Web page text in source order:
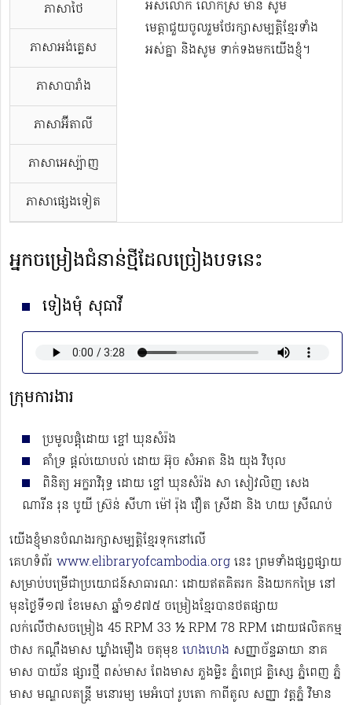
ភាសាថៃ
ភាសាអង់គ្លេស
ភាសាបារាំង
ភាសាអ៊ីតាលី
ភាសាអេស្ប៉ាញ
ភាសាផ្សេងទៀត
អស់លោក លោកស្រី មាន សូម
មេត្តាជួយចូលរួមថែរក្សាសម្បត្តិខ្មែរទាំង
អស់គ្នា និងសូម ទាក់ទងមកយើងខ្ញុំ។
អ្នកចម្រៀងជំនាន់ថ្មីដែលច្រៀងបទនេះ
ទៀងមុំ សុធាវី
ក្រុមការងារ
ប្រមូលផ្ដុំដោយ ខ្ចៅ ឃុនសំរ៉ង
គាំទ្រ ផ្ដល់យោបល់ ដោយ អ៊ុច សំអាត និង យុង វិបុល
ពិនិត្យ អក្ខរាវិរុទ្ធ ​ដោយ ខ្ចៅ ឃុនសំរ៉ង សា សៀវលិញ សេង
ណារីន រុន បូយី ស្រ៊ន់​​​ សីហា​ ម៉ៅ រ៉ុង វឿត ស្រីដា និង ហយ ស្រីណប់
យើងខ្ញុំមានបំណងរក្សាសម្បត្តិខ្មែរទុកនៅលើ
គេហទំព័រ www.elibraryofcambodia.org នេះ ព្រមទាំងផ្សព្វផ្សាយ
សម្រាប់បម្រើជាប្រយោជន៍សាធារណៈ ដោយឥតគិតរក និងយកកម្រៃ នៅ
មុនថ្ងៃទី១៧ ខែមេសា ឆ្នាំ១៩៧៥ ចម្រៀងខ្មែរបានថតផ្សាយ
លក់លើថាសចម្រៀង 45 RPM 33 ½ RPM 78 RPM​ ដោយផលិតកម្ម
ថាស កណ្ដឹងមាស ឃ្លាំងមឿង ចតុមុខ ហេងហេង សញ្ញាច័ន្ទឆាយា នាគ
មាស បាយ័ន ផ្សារថ្មី ពស់មាស ពែងមាស ភួងម្លិះ ភ្នំពេជ្រ គ្លិស្សេ ភ្នំពេញ ភ្នំ
មាស មណ្ឌលតន្រ្តី មនោរម្យ មេអំបៅ រូបតោ កាពីតូល សញ្ញា វត្តភ្នំ វិមាន